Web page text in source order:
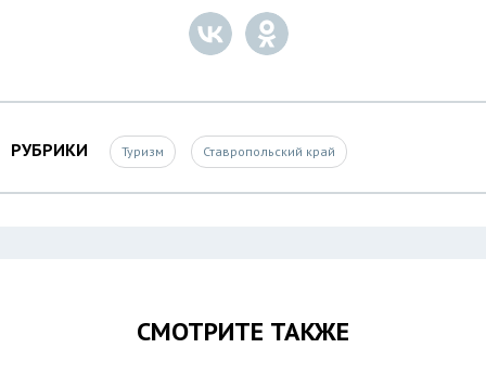
РУБРИКИ Туризм Ставропольский край
СМОТРИТЕ ТАКЖЕ